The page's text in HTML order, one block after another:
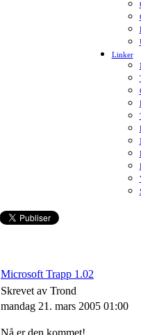
Linker
Microsoft Trapp 1.02
Skrevet av Trond
mandag 21. mars 2005 01:00
Nå er den kommet!